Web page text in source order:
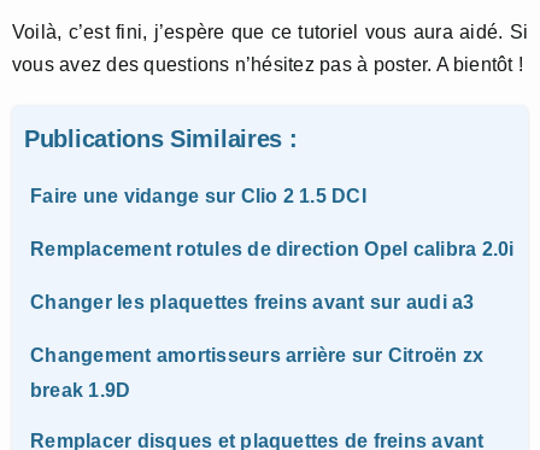
Voilà, c’est fini, j’espère que ce tutoriel vous aura aidé. Si
vous avez des questions n’hésitez pas à poster. A bientôt !
Publications Similaires :
Faire une vidange sur Clio 2 1.5 DCI
Remplacement rotules de direction Opel calibra 2.0i
Changer les plaquettes freins avant sur audi a3
Changement amortisseurs arrière sur Citroën zx
break 1.9D
Remplacer disques et plaquettes de freins avant